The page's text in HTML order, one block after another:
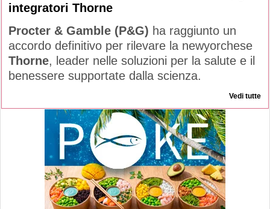
integratori Thorne
Procter & Gamble (P&G) ha raggiunto un
accordo definitivo per rilevare la newyorchese
Thorne, leader nelle soluzioni per la salute e il
benessere supportate dalla scienza.
Vedi tutte